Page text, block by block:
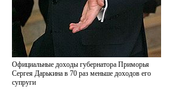
Официальные доходы губернатора Приморья
Сергея Дарькина в 70 раз меньше доходов его
супруги